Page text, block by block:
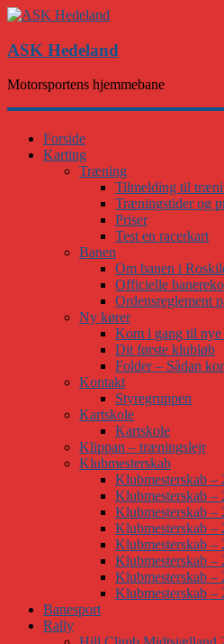
ASK Hedeland
Motorsportens hjemmebane
Forside
Karting
Træning
Tilmelding til
Træningstider og
Priser
Test en racerkart
Banen
Om banen i
Officielle
Ordensreglement
Ny kører
Kom i gang til nye
Dit første klubløb
Folder – Sådan
Kontakt
Styregruppen
Kartskole
Kartskole
Klippan – træningslejr
Klubmesterskab
Klubmesterskab –
Klubmesterskab –
Klubmesterskab –
Klubmesterskab –
Klubmesterskab –
Klubmesterskab –
Klubmesterskab –
Klubmesterskab –
Banesport
Rally